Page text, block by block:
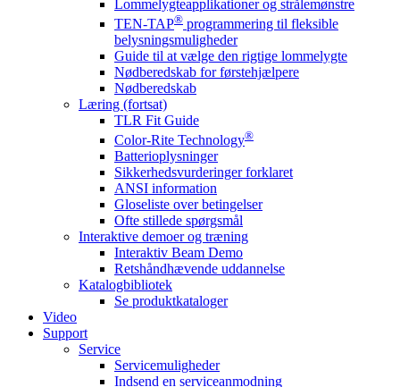
Lommelygteapplikationer og strålemønstre
TEN-TAP® programmering til fleksible
belysningsmuligheder
Guide til at vælge den rigtige lommelygte
Nødberedskab for førstehjælpere
Nødberedskab
Læring (fortsat)
TLR Fit Guide
Color-Rite Technology®
Batterioplysninger
Sikkerhedsvurderinger forklaret
ANSI information
Gloseliste over betingelser
Ofte stillede spørgsmål
Interaktive demoer og træning
Interaktiv Beam Demo
Retshåndhævende uddannelse
Katalogbibliotek
Se produktkataloger
Video
Support
Service
Servicemuligheder
Indsend en serviceanmodning